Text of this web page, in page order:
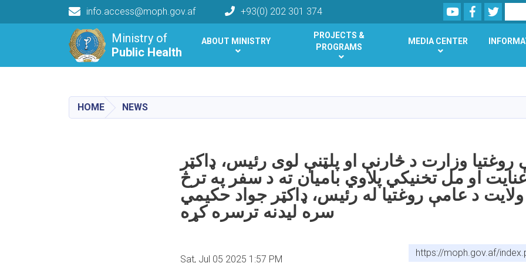
content
Ministry of
Public Health
info.access@moph.gov.af +93(0) 202 301 374 YoutubeFacebookTwitter
Search
Main navigation
Public Health
ABOUT MINISTRY
PROJECTS &
PROGRAMS
MEDIA CENTER
HOME NEWS
روغتیا وزارت د څارنې او پلټنې لوی رئیس، ډاکټر
او مل تخنیکي پلاوي بامیان ته د سفر په ترڅ
د عامې روغتیا له رئیس، ډاکټر جواد حکیمي
سره لیدنه ترسره کړه
Sat, Jul 05 2025 1:57 PM
https://moph.gov.af/